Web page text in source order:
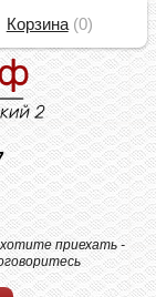
приехать -
Корзина(0)